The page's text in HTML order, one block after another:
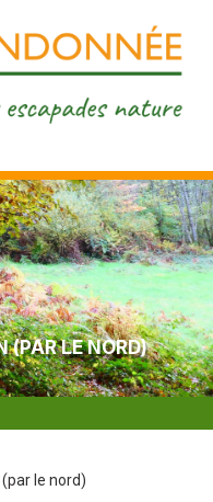
(PAR LE NORD)
le nord)